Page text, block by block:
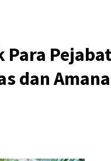
Para
dan